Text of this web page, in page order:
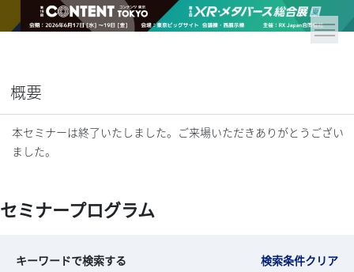
概要
本セミナーは終了いたしました。ご来場いただきありがとうござい
ました。
セミナープログラム
キーワードで検索する 検索条件クリア